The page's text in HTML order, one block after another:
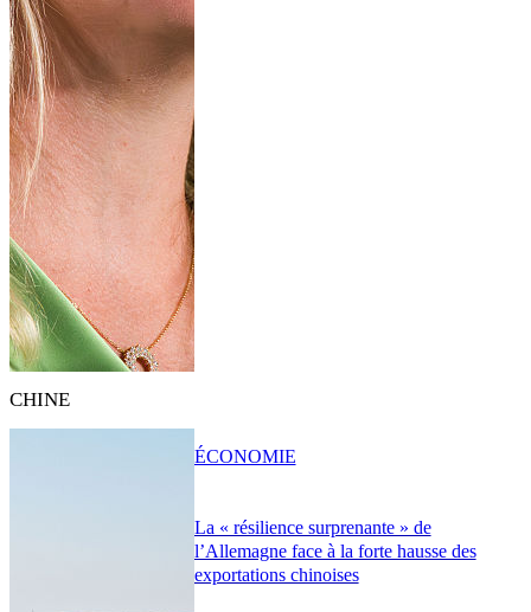
CHINE
La « résilience surprenante » de
l’Allemagne face à la forte hausse des
exportations chinoises
ÉCONOMIE